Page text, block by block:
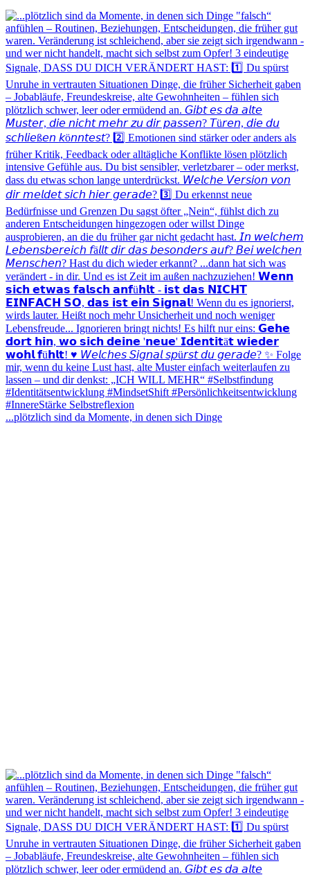
...plötzlich sind da Momente, in denen sich Dinge